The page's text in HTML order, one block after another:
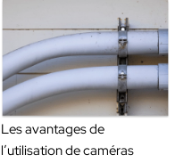
Les avantages de
l’utilisation de caméras